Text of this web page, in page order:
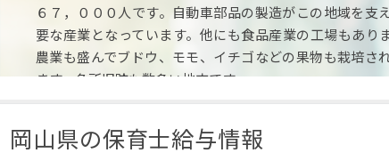
６７，０００人です。自動車部品の製造がこの地域を支
要な産業となっています。他にも食品産業の工場もありま
農業も盛んでブドウ、モモ、イチゴなどの果物も栽培さ
ます。名所旧跡も数多い地方です。
岡山県の保育士給与情報